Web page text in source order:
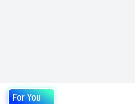
For You